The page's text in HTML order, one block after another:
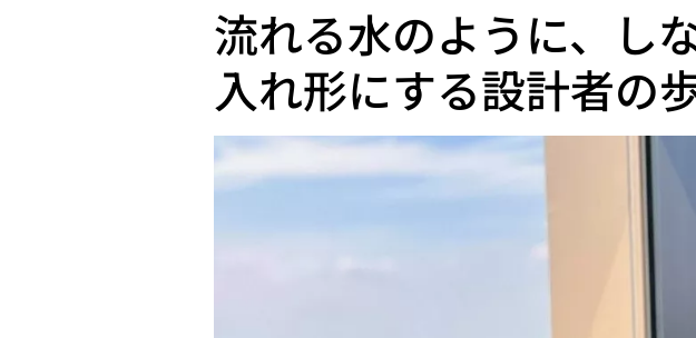
流れる水のように、し
入れ形にする設計者の